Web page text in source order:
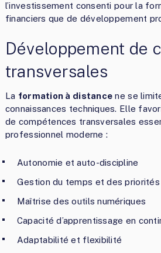
l’investissement consenti pour la
financiers que de développement
Développement de
transversales
La formation à distance ne se
connaissances techniques. Elle
de compétences transversales
professionnel moderne :
Autonomie et auto-discipline
Gestion du temps et des priorités
Maîtrise des outils numériques
Capacité d’apprentissage en
Adaptabilité et flexibilité